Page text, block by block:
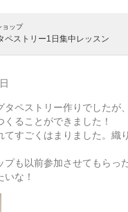
ョップ
ペストリー1日集中レッスン
タペストリー作りでしたが
ることができました！
てすごくはまりました。織
プも以前参加させてもらっ
な！